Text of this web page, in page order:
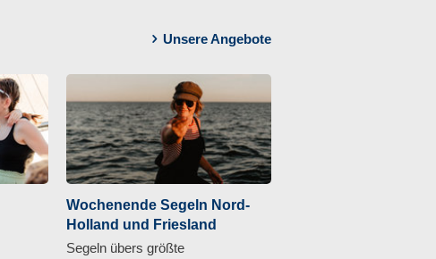
Unsere Angebote
Wochenende Segeln Nord-
Holland und Friesland
Segeln übers größte